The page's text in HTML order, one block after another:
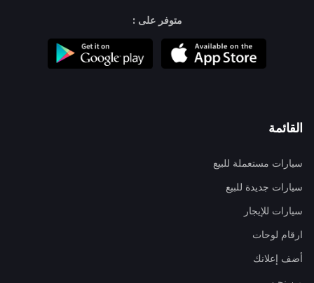
متوفر على :
القائمة
سيارات مستعملة للبيع
سيارات جديدة للبيع
سيارات للإيجار
ارقام لوحات
أضف إعلانك